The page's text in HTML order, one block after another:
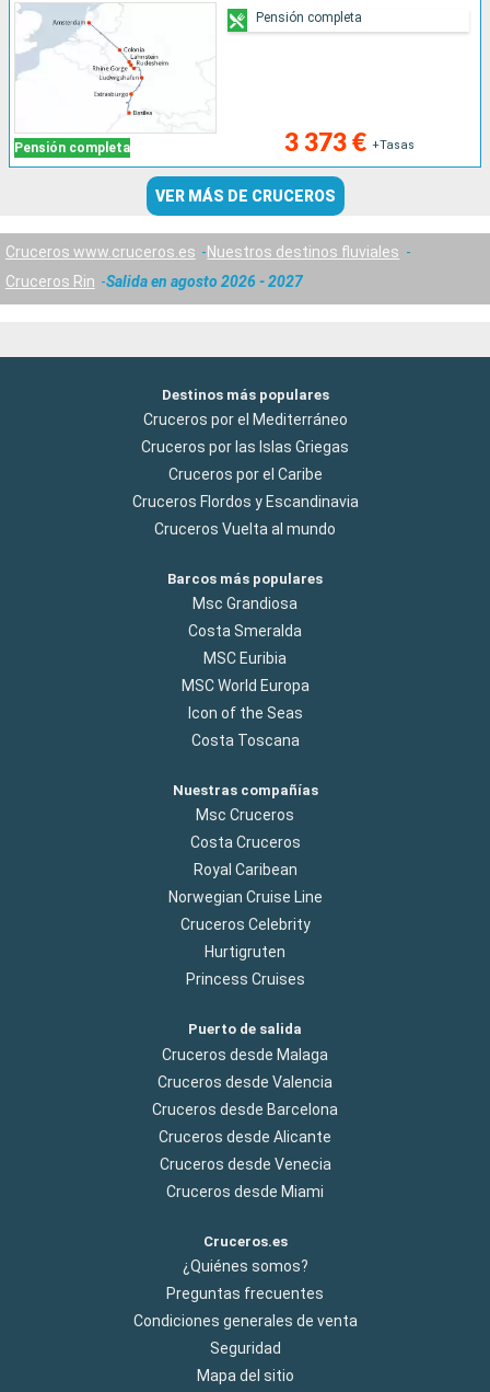
Pensión completa 3 373 € +Tasas
Pensión completa
VER MÁS DE CRUCEROS
Cruceros www.cruceros.es
Nuestros destinos fluviales
Cruceros Rin
Salida en agosto 2026 - 2027
Destinos más populares
Cruceros por el Mediterráneo
Cruceros por las Islas Griegas
Cruceros por el Caribe
Cruceros Flordos y Escandinavia
Cruceros Vuelta al mundo
Barcos más populares
Msc Grandiosa
Costa Smeralda
MSC Euribia
MSC World Europa
Icon of the Seas
Costa Toscana
Nuestras compañías
Msc Cruceros
Costa Cruceros
Royal Caribean
Norwegian Cruise Line
Cruceros Celebrity
Hurtigruten
Princess Cruises
Puerto de salida
Cruceros desde Malaga
Cruceros desde Valencia
Cruceros desde Barcelona
Cruceros desde Alicante
Cruceros desde Venecia
Cruceros desde Miami
Cruceros.es
¿Quiénes somos?
Preguntas frecuentes
Condiciones generales de venta
Seguridad
Mapa del sitio